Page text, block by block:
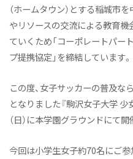
（ホームタウン）とする稲城市
やリソースの交流による教育
ていくため「コーポレートパー
プ提携協定」を締結しています。
この度、女子サッカーの普及な
となりました『駒沢女子大学
（日）に本学園グラウンドにて開
今回は小学生女子約70名にご参